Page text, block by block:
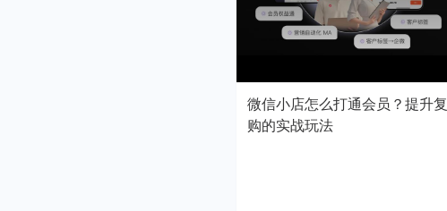
微信小店怎么打通会员？提升复
购的实战玩法